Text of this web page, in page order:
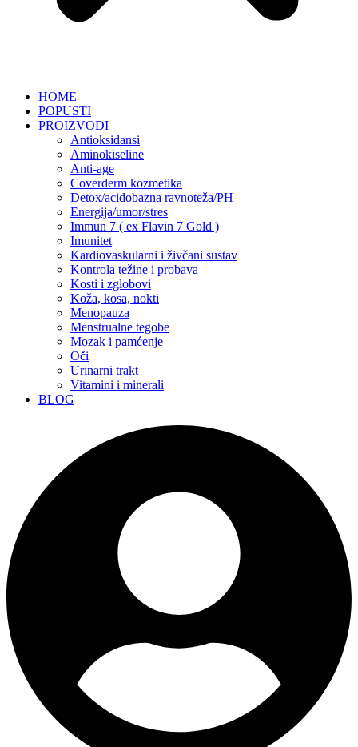
HOME
POPUSTI
PROIZVODI
Antioksidansi
Aminokiseline
Anti-age
Coverderm kozmetika
Detox/acidobazna ravnoteža/PH
Energija/umor/stres
Immun 7 ( ex Flavin 7 Gold )
Imunitet
Kardiovaskularni i živčani sustav
Kontrola težine i probava
Kosti i zglobovi
Koža, kosa, nokti
Menopauza
Menstrualne tegobe
Mozak i pamćenje
Oči
Urinarni trakt
Vitamini i minerali
BLOG